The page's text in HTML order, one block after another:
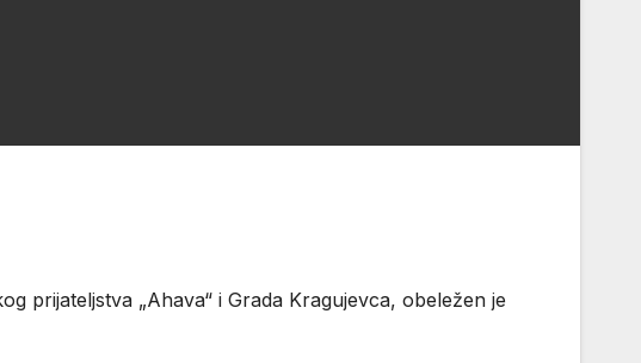
prijateljstva „Ahava“ i Grada Kragujevca, obeležen je